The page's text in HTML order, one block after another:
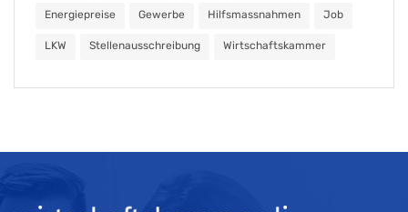
Energiepreise Gewerbe Hilfsmassnahmen Job
LKW Stellenausschreibung Wirtschaftskammer